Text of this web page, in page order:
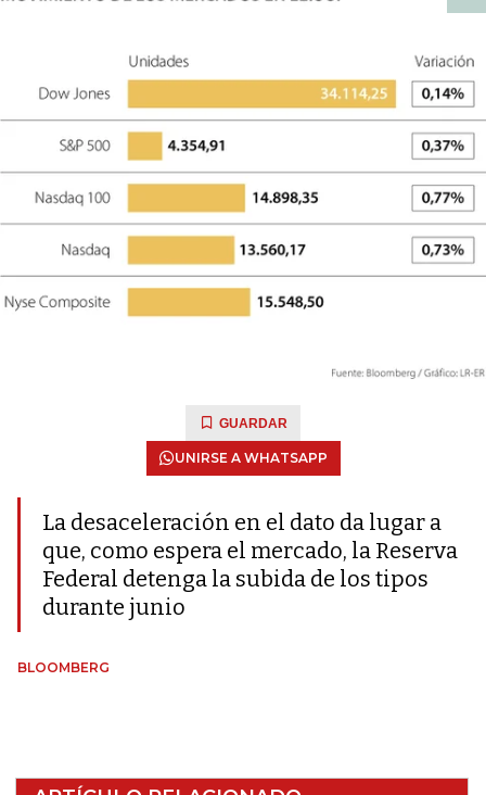
GUARDAR
UNIRSE A WHATSAPP
La desaceleración en el dato da lugar a
que, como espera el mercado, la Reserva
Federal detenga la subida de los tipos
durante junio
BLOOMBERG